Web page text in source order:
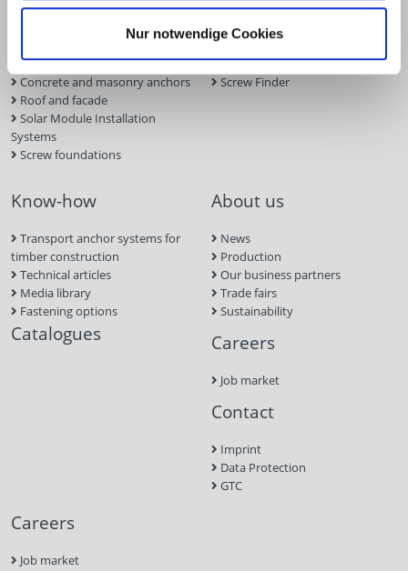
Nur notwendige Cookies
Wood construction screws
Tools and aids
Concrete and masonry anchors
Roof and facade
Solar Module Installation
Systems
Screw foundations
Solar Planner
BIM Portal
Approvals
Inquiry form
Screw Finder
Know-how
Transport anchor systems for
timber construction
Technical articles
Media library
Fastening options
Catalogues
About us
News
Production
Our business partners
Trade fairs
Sustainability
Careers
Job market
Contact
Imprint
Data Protection
GTC
Careers
Job market